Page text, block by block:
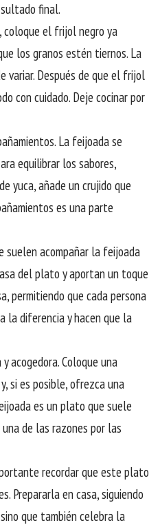
final.
coloque el frijol negro ya
los granos estén tiernos. La
variar. Después de que el frijol
con cuidado. Deje cocinar por
La feijoada se
equilibrar los sabores,
yuca, añade un crujido que
es una parte
suelen acompañar la feijoada
del plato y aportan un toque
permitiendo que cada persona
la diferencia y hacen que la
acogedora. Coloque una
si es posible, ofrezca una
es un plato que suele
de las razones por las
recordar que este plato
Prepararla en casa, siguiendo
que también celebra la